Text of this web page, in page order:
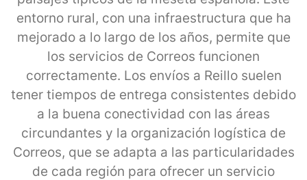
entorno rural, con una infraestructura que ha
mejorado a lo largo de los años, permite que
los servicios de Correos funcionen
correctamente. Los envíos a Reillo suelen
tener tiempos de entrega consistentes debido
a la buena conectividad con las áreas
circundantes y la organización logística de
Correos, que se adapta a las particularidades
de cada región para ofrecer un servicio